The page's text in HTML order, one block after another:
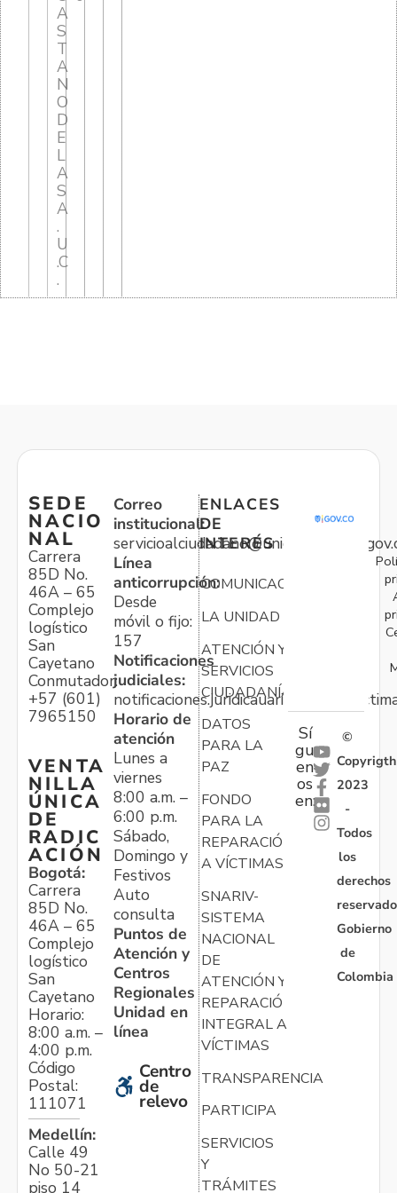
A
S
T
A
N
O
D
E
L
A
S
A
.
U
.C
.
SEDE
NACIO
NAL
Carrera
85D No.
46A – 65
Complejo
logístico
San
Cayetano
Conmutador:
+57 (601)
7965150
VENTA
NILLA
ÚNICA
DE
RADIC
ACIÓN
Bogotá:
Carrera
85D No.
46A – 65
Complejo
logístico
San
Cayetano
Horario:
8:00 a.m. –
4:00 p.m.
Código
Postal:
111071
Medellín:
Calle 49
No 50-21
piso 14
Correo
institucional:
Línea
anticorrupción:
Desde
móvil o fijo:
157
Notificaciones
judiciales:
Horario de
atención
Lunes a
viernes
8:00 a.m. –
6:00 p.m.
Sábado,
Domingo y
Festivos
Auto
consulta
Puntos de
Atención y
Centros
Regionales
Unidad en
línea
Centro
de
relevo
ENLACES
DE
INTERÉS
COMUNICACIONES
LA UNIDAD
ATENCIÓN Y
SERVICIOS
CIUDADANÍA
DATOS
PARA LA
PAZ
FONDO
PARA LA
REPARACIÓN
A VÍCTIMAS
SNARIV-
SISTEMA
NACIONAL
DE
ATENCIÓN Y
REPARACIÓN
INTEGRAL A
VÍCTIMAS
TRANSPARENCIA
PARTICIPA
SERVICIOS
Y
TRÁMITES
Sí
gu
en
os
en:
©
Copyrigth
2023
-
Todos
los
derechos
Gobierno
de
Colombia